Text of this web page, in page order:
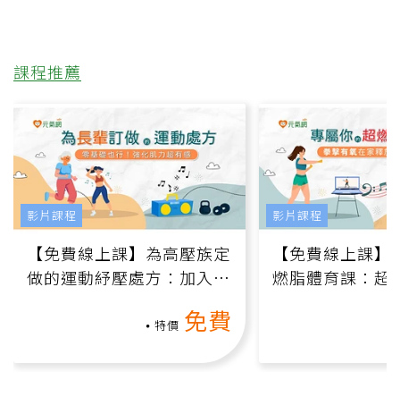
課程推薦
【免費線上課】為高壓族定
做的運動紓壓處方：加入行
特價 免費
影片課程
【免費線上課
燃脂體育課：超
影片課程